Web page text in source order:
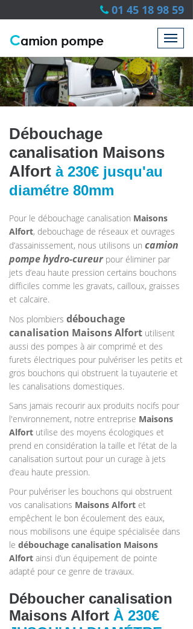
01 45 18 98 59
Débouchage
canalisation Maisons
Alfort à 230€ jusqu'au
diamétre 80mm
Pour le débouchage canalisation Maisons
Alfort, debouchage de réseaux et ouvrages
d’assainissement, nous utilisons un camion
pompe hydro-cureur pour éliminer par
jets d’eau haute pression certains bouchons
difficiles comme les gravats, cailloux, graisses
et calcaire.
Nos plombiers débouchage
canalisation Maisons Alfort utilisent
aussi des pompes à air comprimé et des
furets électriques pour pulvériser les petits et
gros bouchons qui obstruent la tuyauterie et
les canalisations domestiques.
Sans jamais recourir aux produits nocifs pour
l'environnement, notre entreprise Maisons
Alfort utilise des moyens écologiques et
prend en considération la taille et l’état de la
canalisation surtout pour un curage à jets
d’eau haute pression.
Pour pulvériser les bouchons qui obstruent
vos canalisations Maisons Alfort et
empêchent le bon écoulement des eaux,
nous mobilisons une équipe spécialisée dans
le débouchage canalisation Maisons
Alfort ainsi d’un équipement de pointe
adapté pour ce genre de travaux.
Déboucher canalisation
Maisons Alfort À 230€